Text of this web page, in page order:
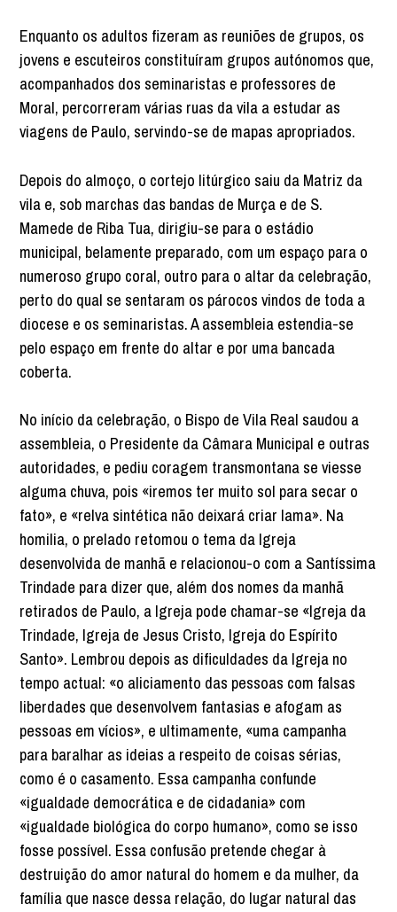
Enquanto os adultos fizeram as reuniões de grupos, os
jovens e escuteiros constituíram grupos autónomos que,
acompanhados dos seminaristas e professores de
Moral, percorreram várias ruas da vila a estudar as
viagens de Paulo, servindo-se de mapas apropriados.
Depois do almoço, o cortejo litúrgico saiu da Matriz da
vila e, sob marchas das bandas de Murça e de S.
Mamede de Riba Tua, dirigiu-se para o estádio
municipal, belamente preparado, com um espaço para o
numeroso grupo coral, outro para o altar da celebração,
perto do qual se sentaram os párocos vindos de toda a
diocese e os seminaristas. A assembleia estendia-se
pelo espaço em frente do altar e por uma bancada
coberta.
No início da celebração, o Bispo de Vila Real saudou a
assembleia, o Presidente da Câmara Municipal e outras
autoridades, e pediu coragem transmontana se viesse
alguma chuva, pois «iremos ter muito sol para secar o
fato», e «relva sintética não deixará criar lama». Na
homilia, o prelado retomou o tema da Igreja
desenvolvida de manhã e relacionou-o com a Santíssima
Trindade para dizer que, além dos nomes da manhã
retirados de Paulo, a Igreja pode chamar-se «Igreja da
Trindade, Igreja de Jesus Cristo, Igreja do Espírito
Santo». Lembrou depois as dificuldades da Igreja no
tempo actual: «o aliciamento das pessoas com falsas
liberdades que desenvolvem fantasias e afogam as
pessoas em vícios», e ultimamente, «uma campanha
para baralhar as ideias a respeito de coisas sérias,
como é o casamento. Essa campanha confunde
«igualdade democrática e de cidadania» com
«igualdade biológica do corpo humano», como se isso
fosse possível. Essa confusão pretende chegar à
destruição do amor natural do homem e da mulher, da
família que nasce dessa relação, do lugar natural das